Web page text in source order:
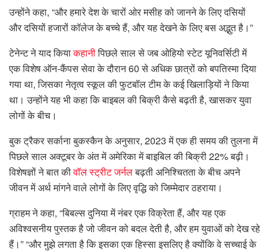
उन्होंने कहा, “और हमारे देश के चारों ओर मसीह को जानने के लिए दसियों
और दसियों हजारों कॉलेज के बच्चे हैं, और यह देखने के लिए बस अद्भुत है।”
टेनेन्ट ने याद कियाकहानीपिछले साल से जब ओहियो स्टेट यूनिवर्सिटी में
एक विशेष ऑन-कैंपस सेवा के दौरान 60 से अधिक छात्रों को बपतिस्मा दिया
गया था, जिसका नेतृत्व स्कूल की फुटबॉल टीम के कई खिलाड़ियों ने किया
था। उन्होंने यह भी कहा कि बाइबल की बिक्री कैसे बढ़ती है, खासकर युवा
लोगों के बीच।
बुक ट्रैकर सर्काना बुकस्कैन के अनुसार, 2023 में एक ही समय की तुलना में
पिछले साल अक्टूबर के अंत में अमेरिका में बाइबिल की बिक्री 22% बढ़ी।
विशेषज्ञों ने बात कीवॉल स्ट्रीट जर्नलबढ़ती अनिश्चितता के बीच अपने
जीवन में अर्थ मांगने वाले लोगों के लिए वृद्धि को जिम्मेदार ठहराया।
ग्राहम ने कहा, “बिबल्स दुनिया में नंबर एक विक्रेता हैं, और यह एक
अविश्वसनीय पुस्तक है जो जीवन को बदल देती है, और हम युवाओं को देख रहे
हैं।” “और मुझे लगता है कि इसका एक हिस्सा इसलिए है क्योंकि वे सच्चाई के